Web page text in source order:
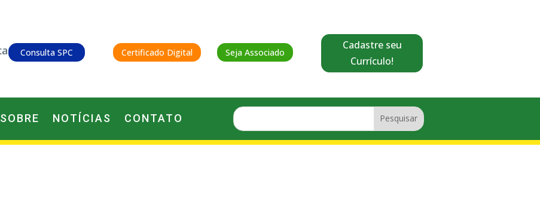
Consulta SPC Certificado Digital Seja Associado
Cadastre seu
Currículo!
SOBRE NOTÍCIAS CONTATO